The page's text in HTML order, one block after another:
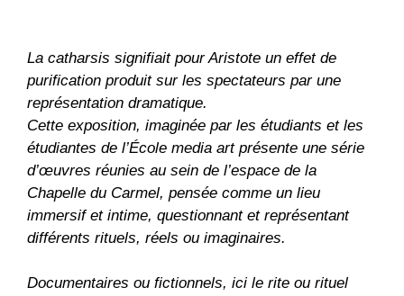
La catharsis signifiait pour Aristote un effet de
purification produit sur les spectateurs par une
représentation dramatique.
Cette exposition, imaginée par les étudiants et les
étudiantes de l’École media art présente une série
d’œuvres réunies au sein de l’espace de la
Chapelle du Carmel, pensée comme un lieu
immersif et intime, questionnant et représentant
différents rituels, réels ou imaginaires.
Documentaires ou fictionnels, ici le rite ou rituel